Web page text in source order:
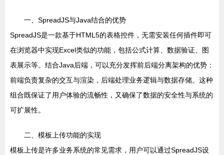
一、SpreadJS与Java结合的优势
SpreadJS是一款基于HTML5的表格控件，无需安装任何插件即可
在浏览器中实现Excel类似的功能，包括公式计算、数据验证、图
表展示等。结合Java后端，可以充分发挥前后端分离架构的优势：
前端负责复杂的交互与渲染，后端处理业务逻辑与数据存储。这种
组合既保证了用户体验的流畅性，又确保了数据的安全性与系统的
可扩展性。
二、模板上传功能的实现
模板上传是许多业务系统的常见需求，用户可以通过SpreadJS设